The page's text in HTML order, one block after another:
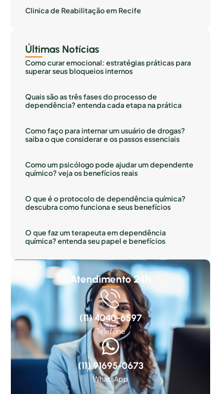
Clinica de Reabilitação em Recife
Últimas Notícias
Como curar emocional: estratégias práticas para
superar seus bloqueios internos
Quais são as três fases do processo de
dependência? entenda cada etapa na prática
Como faço para internar um usuário de drogas?
saiba o que considerar e os passos essenciais
Como um psicólogo pode ajudar um dependente
químico? veja os benefícios reais
O que é o protocolo de dependência química?
descubra como funciona e seus benefícios
O que faz um terapeuta em dependência
química? entenda seu papel e benefícios
Atendimento 24h
(11) 4040-6597
Telefone
(11) 91695-0673
WhatsApp